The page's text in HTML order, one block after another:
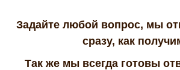
Задайте любой вопрос, мы
сразу, как
Так же мы всегда готовы